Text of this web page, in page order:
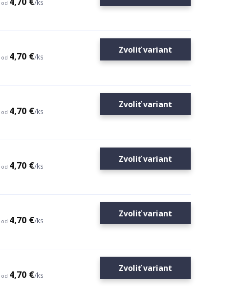
od /ks
od 4,70 €/ks
Zvoliť variant
od 4,70 €/ks
Zvoliť variant
od 4,70 €/ks
Zvoliť variant
od 4,70 €/ks
Zvoliť variant
od 4,70 €/ks
Zvoliť variant